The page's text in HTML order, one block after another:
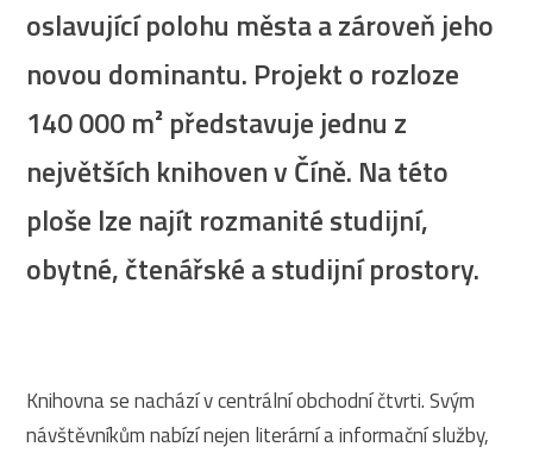
oslavující polohu města a zároveň jeho
novou dominantu. Projekt o rozloze
140 000 m² představuje jednu z
největších knihoven v Číně. Na této
ploše lze najít rozmanité studijní,
obytné, čtenářské a studijní prostory.
Knihovna se nachází v centrální obchodní čtvrti. Svým
návštěvníkům nabízí nejen literární a informační služby,